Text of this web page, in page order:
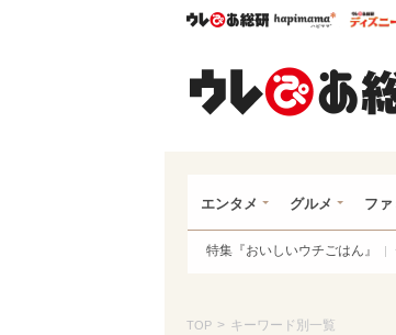
ウレぴあ総研ハピマ
エンタメ グルメ フ
特集『おいしいウチごはん』
TOP > キーワード別一覧